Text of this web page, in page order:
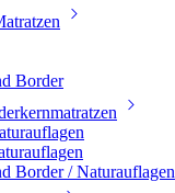
Border
Border / Naturauflagen